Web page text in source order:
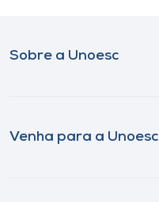
Sobre a Unoesc
Venha para a Unoesc